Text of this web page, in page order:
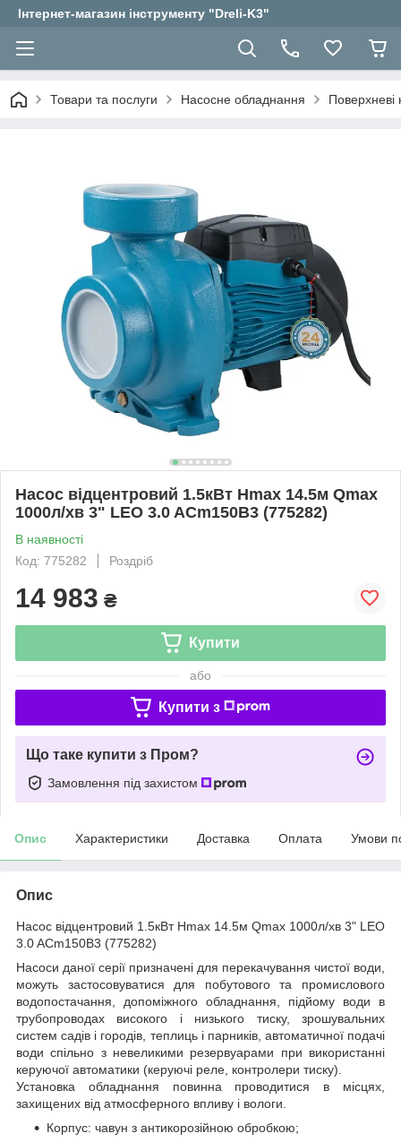
Інтернет-магазин інструменту "Dreli-K3"
Товари та послуги Насосне обладнання Поверхневі
Насос відцентровий 1.5кВт Hmax 14.5м Qmax
1000л/хв 3" LEO 3.0 ACm150B3 (775282)
В наявності
Код: 775282
Роздріб
14 983 ₴
Купити
або
Купити з
Що таке купити з Пром?
Замовлення під захистом
Опис Характеристики Доставка Оплата Умови
Опис
Насос відцентровий 1.5кВт Hmax 14.5м Qmax 1000л/хв 3" LEO
3.0 ACm150B3 (775282)
Насоси даної серії призначені для перекачування чистої води,
можуть застосовуватися для побутового та промислового
водопостачання, допоміжного обладнання, підйому води в
трубопроводах високого і низького тиску, зрошувальних
систем садів і городів, теплиць і парників, автоматичної подачі
води спільно з невеликими резервуарами при використанні
керуючої автоматики (керуючі реле, контролери тиску).
Установка обладнання повинна проводитися в місцях,
захищених від атмосферного впливу і вологи.
Корпус: чавун з антикорозійною обробкою;